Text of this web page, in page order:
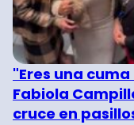
"Eres una
Fabiola
cruce en